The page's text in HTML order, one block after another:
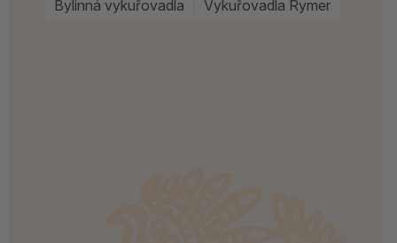
Bylinná vykuřovadla Vykuřovadla Rymer